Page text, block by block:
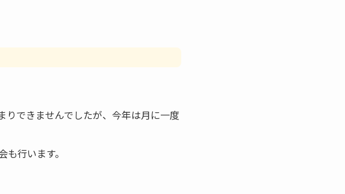
できませんでしたが、今年は月に一度
行います。